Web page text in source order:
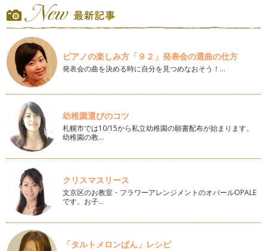
か？ よく、足首、手首、首…
編み物について
そろそろ冬支度。 お店にも、スヌードや羽織もの、帽子な
ど、小物から少しずつ店頭に並…
毛糸の選び方 種類
前回は、毛糸の太さや、用途についてかかせていただきまし
た。 急に涼しくなり、毛糸屋…
毛糸の選び方
秋の風が吹くこの季節には、そろそろ冬支度をはじめようと思
っている方もいる事でしょう。 …
布を裂いて、糸にしてみよう NO.2
前回の記事を見て、布を裂いて待ってます。とお話しいただき
ました。 とても嬉しい事で…
布を裂いて、糸にしてみよう
夏は暑くて、わたしもなるべく毛糸はさわりたくない。という
のが、本音。毛糸は涼しくなるのを待…
ピアノの楽しみ方「９２」発表会の選曲の仕方
発表会の曲を決める時に自分を見つめなおそう！…
幼稚園選びのコツ
札幌市では10/15から私立幼稚園の願書配布が始まります。
幼稚園の教…
クリスマスリース
文京区のお教室・フラワーアレンジメントのオパールOPALE
です。お子…
「タルトメロンぱん」レシピ